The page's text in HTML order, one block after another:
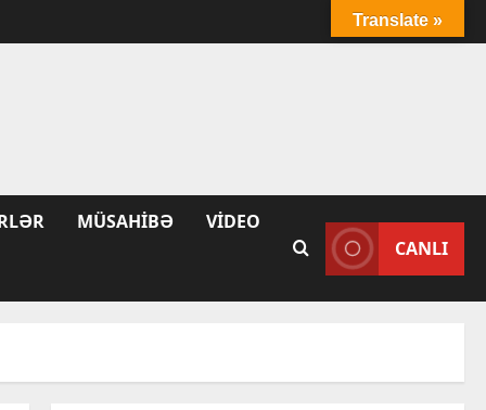
MÜSAHIBƏ VIDEO
CANLI
Translate »